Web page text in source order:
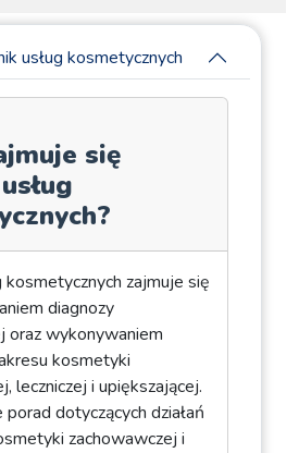
usług kosmetycznych
się
kosmetycznych zajmuje się
diagnozy
oraz wykonywaniem
kosmetyki
leczniczej i upiększającej.
dotyczących działań
zachowawczej i